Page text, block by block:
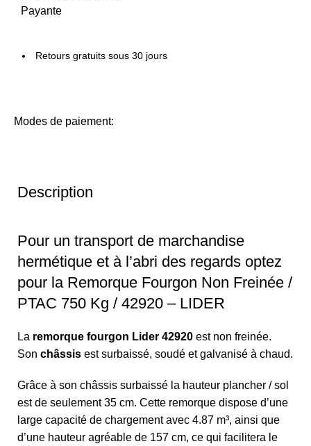
Payante
Retours gratuits sous 30 jours
Modes de paiement:
Description
Pour un transport de marchandise
hermétique et à l’abri des regards optez
pour la Remorque Fourgon Non Freinée /
PTAC 750 Kg / 42920 – LIDER
La remorque fourgon Lider 42920 est non freinée.
Son châssis est surbaissé, soudé et galvanisé à chaud.
Grâce à son châssis surbaissé la hauteur plancher / sol
est de seulement 35 cm. Cette remorque dispose d’une
large capacité de chargement avec 4.87 m³, ainsi que
d’une hauteur agréable de 157 cm, ce qui facilitera le